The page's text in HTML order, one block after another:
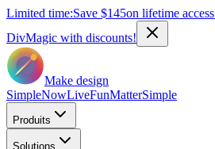
Limited time:Save $145on lifetime access
DivMagic with discounts!
Make design
SimpleNowLiveFunMatterSimple
Produits
Solutions